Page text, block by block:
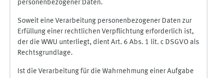
personenbezogener Daten.
Soweit eine Verarbeitung personenbezogener Daten zur
Erfüllung einer rechtlichen Verpflichtung erforderlich ist,
der die WWU unterliegt, dient Art. 6 Abs. 1 lit. c DSGVO als
Rechtsgrundlage.
Ist die Verarbeitung für die Wahrnehmung einer Aufgabe